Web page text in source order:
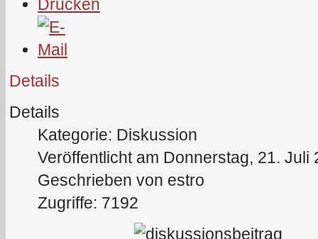
Details
Details
Kategorie: Diskussion
Veröffentlicht am Donnerstag, 21. Juli
Geschrieben von estro
Zugriffe: 7192